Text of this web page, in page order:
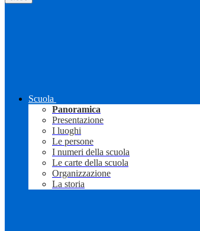
Scuola
Panoramica
Presentazione
I luoghi
Le persone
I numeri della scuola
Le carte della scuola
Organizzazione
La storia